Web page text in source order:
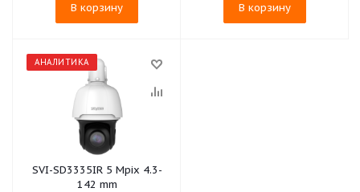
В корзину В корзину
АНАЛИТИКА
SVI-SD3335IR 5 Mpix 4.3-
142 mm